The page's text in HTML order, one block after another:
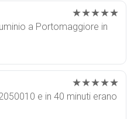
★★★★★
a Portomaggiore in
★★★★★
e in 40 minuti erano